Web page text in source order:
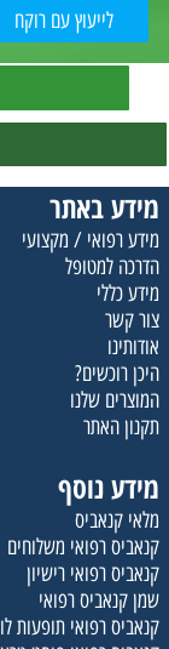
לייעוץ עם רוקח
מידע באתר
מידע רפואי / מקצועי
הדרכה למטופל
מידע כללי
צור קשר
אודותינו
היכן רוכשים?
המוצרים שלנו
תקנון האתר
מידע נוסף
מלאי קנאביס
קנאביס רפואי משלוחים
קנאביס רפואי רישיון
שמן קנאביס רפואי
קנאביס רפואי תופעות